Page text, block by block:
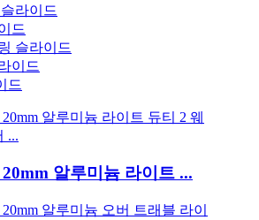
라이드
드
슬라이드
이드
드
알루미늄 라이트 ...